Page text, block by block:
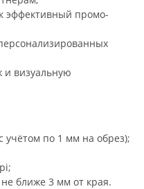
эффективный промо-
визуальную
учётом по 1 мм на обрез);
ближе 3 мм от края.